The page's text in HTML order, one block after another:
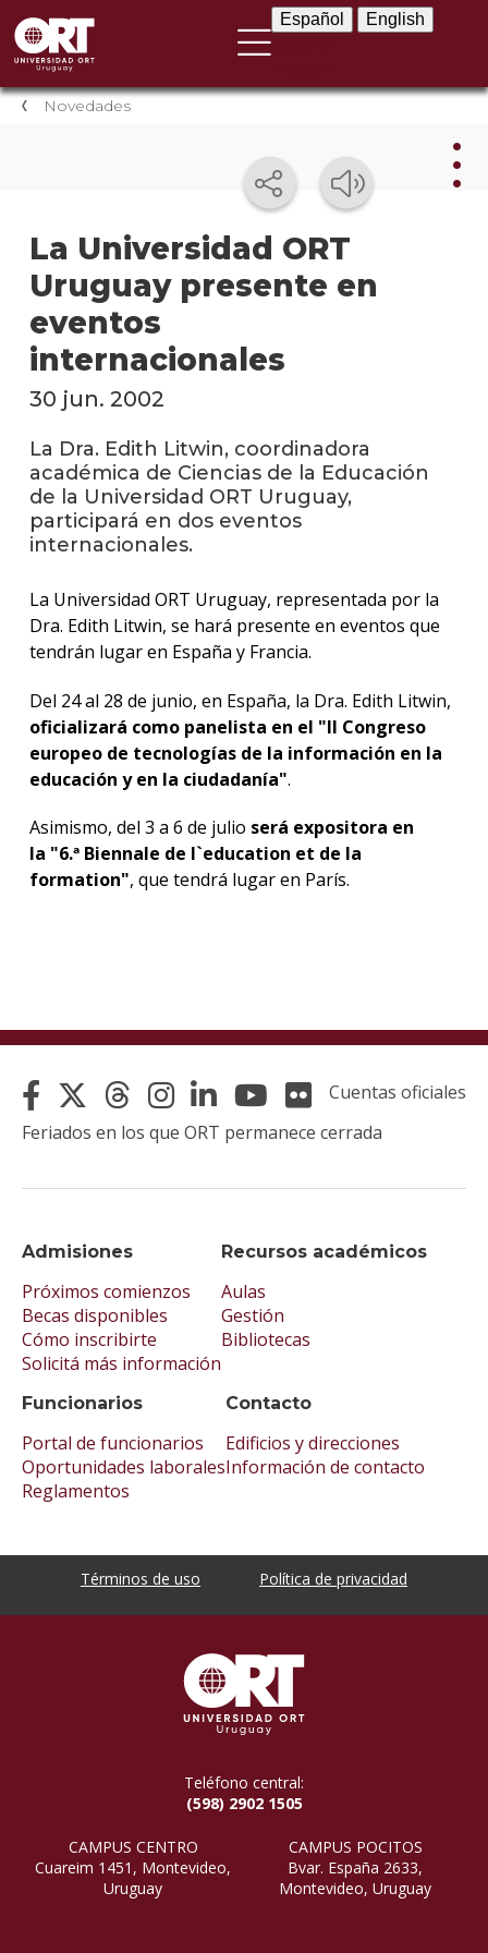
Español English
Novedades
La Universidad ORT
Uruguay presente en
eventos
internacionales
los
Blog
30 jun. 2002
La Dra. Edith Litwin, coordinadora
académica de Ciencias de la Educación
de la Universidad ORT Uruguay,
participará en dos eventos
internacionales.
La Universidad ORT Uruguay, representada por la
Dra. Edith Litwin, se hará presente en eventos que
tendrán lugar en España y Francia.
Del 24 al 28 de junio, en España, la Dra. Edith Litwin,
oficializará como panelista en el "II Congreso
europeo de tecnologías de la información en la
educación y en la ciudadanía".
Asimismo, del 3 a 6 de julio será expositora en
la "6.ª Biennale de l`education et de la
formation", que tendrá lugar en París.
Admisiones
Próximos comienzos
Becas disponibles
Cómo inscribirte
Solicitá más información
Recursos académicos
Aulas
Gestión
Bibliotecas
Funcionarios
Portal de funcionarios
Oportunidades laborales
Reglamentos
Contacto
Edificios y direcciones
Información de contacto
Cuentas oficiales
Feriados en los que ORT permanece cerrada
Términos de uso Política de privacidad
Teléfono central:
(598) 2902 1505
CAMPUS CENTRO
Cuareim 1451, Montevideo,
Uruguay
CAMPUS POCITOS
Bvar. España 2633,
Montevideo, Uruguay